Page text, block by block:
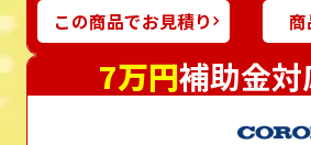
この商品でお見積り
7万円補助金